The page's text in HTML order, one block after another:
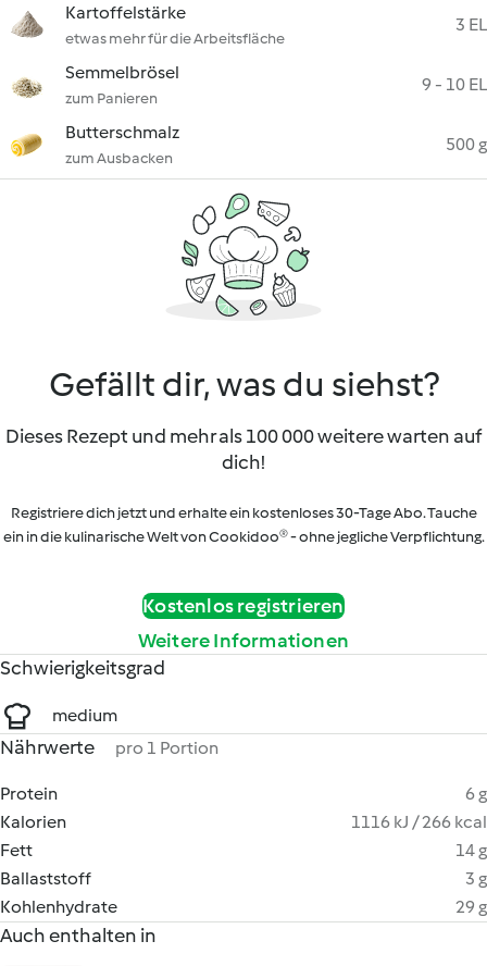
Kartoffelstärke
etwas mehr für die Arbeitsfläche
3 EL
Semmelbrösel
zum Panieren
9 - 10 EL
Butterschmalz
zum Ausbacken
500 g
Gefällt dir, was du siehst?
Dieses Rezept und mehr als 100 000 weitere warten auf
dich!
Registriere dich jetzt und erhalte ein kostenloses 30-Tage Abo. Tauche
ein in die kulinarische Welt von Cookidoo® - ohne jegliche Verpflichtung.
Kostenlos registrieren
Weitere Informationen
Schwierigkeitsgrad
medium
Nährwerte pro 1 Portion
Protein
6 g
Kalorien
1116 kJ / 266 kcal
Fett
14 g
Ballaststoff
3 g
Kohlenhydrate
29 g
Auch enthalten in